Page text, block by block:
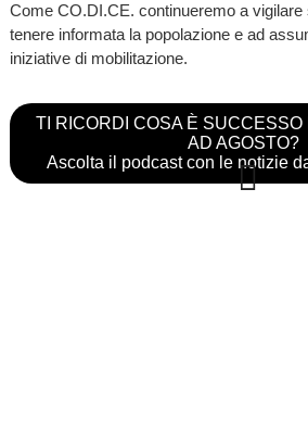
Come CO.DI.CE. continueremo a vigilare
tenere informata la popolazione e ad
iniziative di mobilitazione.
TI RICORDI COSA È SUCCESSO
AD AGOSTO?
Ascolta il podcast con le notizie